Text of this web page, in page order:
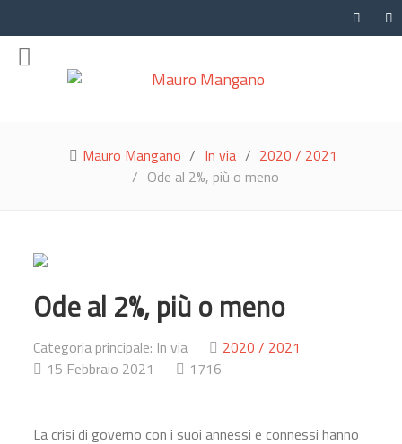
Mauro Mangano In via
2020 / 2021
Ode al 2%, più o meno
Ode al 2%, più o meno
Categoria principale: In via
2020 / 2021
15 Febbraio 2021
1716
La crisi di governo con i suoi annessi e connessi hanno